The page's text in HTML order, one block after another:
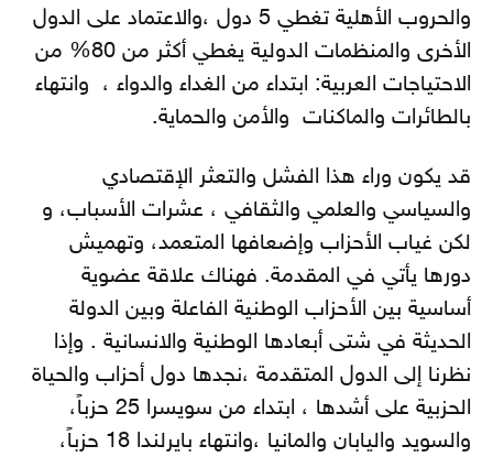
والحروب الأهلية تغطي 5 دول ،والاعتماد على الدول
الأخرى والمنظمات الدولية يغطي أكثر من 80% من
الاحتياجات العربية: ابتداء من الغداء والدواء ، وانتهاء
بالطائرات والماكنات والأمن والحماية.
قد يكون وراء هذا الفشل والتعثر الإقتصادي
والسياسي والعلمي والثقافي ، عشرات الأسباب، و
لكن غياب الأحزاب وإضعافها المتعمد، وتهميش
دورها يأتي في المقدمة. فهناك علاقة عضوية
أساسية بين الأحزاب الوطنية الفاعلة وبين الدولة
الحديثة في شتى أبعادها الوطنية والانسانية . وإذا
نظرنا إلى الدول المتقدمة ،نجدها دول أحزاب والحياة
الحزبية على أشدها ، ابتداء من سويسرا 25 حزباً،
والسويد واليابان والمانيا ،وانتهاء بايرلندا 18 حزباً،